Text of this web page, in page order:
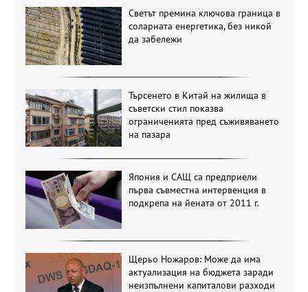
Светът премина ключова граница в
соларната енергетика, без никой
да забележи
Търсенето в Китай на жилища в
съветски стил показва
ограниченията пред съживяването
на пазара
Япония и САЩ са предприели
първа съвместна интервенция в
подкрепа на йената от 2011 г.
Щерьо Ножаров: Може да има
актуализация на бюджета заради
неизпълнени капиталови разходи